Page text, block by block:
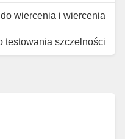
wiercenia i wiercenia
testowania szczelności